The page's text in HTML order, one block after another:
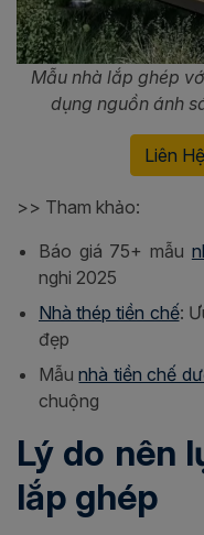
Mẫu nhà lắp ghép
dụng nguồn ánh
Liên
>> Tham khảo:
Báo giá 75+ mẫu
nghi 2025
Nhà thép tiền chế:
đẹp
Mẫunhà tiền chế
chuộng
Lý do nên
lắp ghép